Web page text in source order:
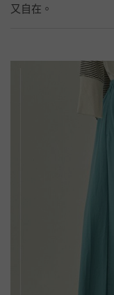
又自在。